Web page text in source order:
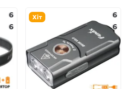
6
6
Хіт
6
6